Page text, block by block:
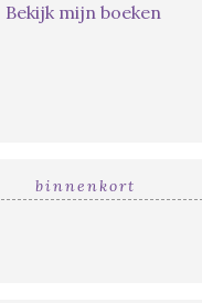
Bekijk mijn boeken
binnenkort